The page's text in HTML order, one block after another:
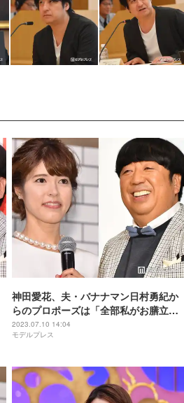
神田愛花、夫・バナナマン日村勇紀か
らのプロポーズは「全部私がお膳立
て」共演者驚きの秘話
2023.07.10 14:04
モデルプレス